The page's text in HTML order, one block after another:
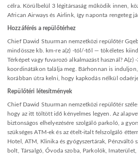
célra. Körülbelül 3 légitársaság működik innen,
African Airways és Airlink, így naponta rengeteg
Hozzáférés a repülőtérhez
Chief Dawid Stuurman nemzetközi repülőtér
mindössze kb. km-re a(z) -tól/-től — tökéletes
Térképet vagy fuvarozó alkalmazást használ?
koordinátákon találja meg. Bárhonnan is
korábban útra kelni, hogy kapkodás nélkül
Repülőtéri létesítmények
Chief Dawid Stuurman nemzetközi repülőtér
hogy az itt töltött idő kényelmes legyen. Az
biztonságos elhelyezésére szolgáló parkoló, a
szükséges ATM-ek és az ételt-italt felszolgáló
Hotel, ATM, Klinika és gyógyszertárak, Pénzváltó
bolt, Társalgó, Óvoda szoba, Parkolók,